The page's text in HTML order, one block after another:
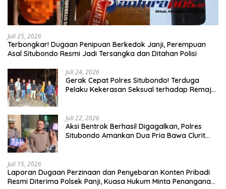
Juli 25, 2026
Terbongkar! Dugaan Penipuan Berkedok Janji, Perempuan
Asal Situbondo Resmi Jadi Tersangka dan Ditahan Polisi
Juli 24, 2026
Gerak Cepat Polres Situbondo! Terduga
Pelaku Kekerasan Seksual terhadap Remaja
Juli 22, 2026
Aksi Bentrok Berhasil Digagalkan, Polres
Situbondo Amankan Dua Pria Bawa Clurit
Juli 15, 2026
Laporan Dugaan Perzinaan dan Penyebaran Konten Pribadi
Resmi Diterima Polsek Panji, Kuasa Hukum Minta Penanganan